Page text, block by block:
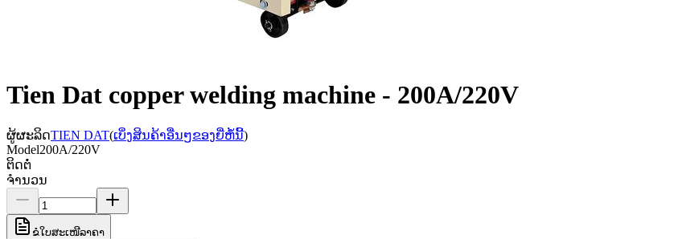
Tien Dat copper welding machine - 200A/220V
ຜູ້ຜະລິດTIEN DAT(ເບິ່ງສິນຄ້າອື່ນໆຂອງຍີ່ຫໍ້ນີ້)
Model200A/220V
ຕິດຕໍ່
ຈຳນວນ
ຂໍໃບສະເໜີລາຄາ